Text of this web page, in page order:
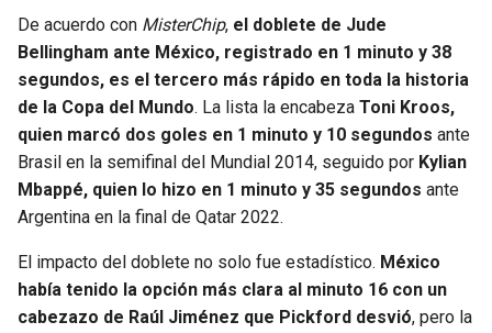
De acuerdo con MisterChip, el doblete de Jude
Bellingham ante México, registrado en 1 minuto y 38
segundos, es el tercero más rápido en toda la historia
de la Copa del Mundo. La lista la encabeza Toni Kroos,
quien marcó dos goles en 1 minuto y 10 segundos ante
Brasil en la semifinal del Mundial 2014, seguido por Kylian
Mbappé, quien lo hizo en 1 minuto y 35 segundos ante
Argentina en la final de Qatar 2022.
El impacto del doblete no solo fue estadístico. México
había tenido la opción más clara al minuto 16 con un
cabezazo de Raúl Jiménez que Pickford desvió, pero la